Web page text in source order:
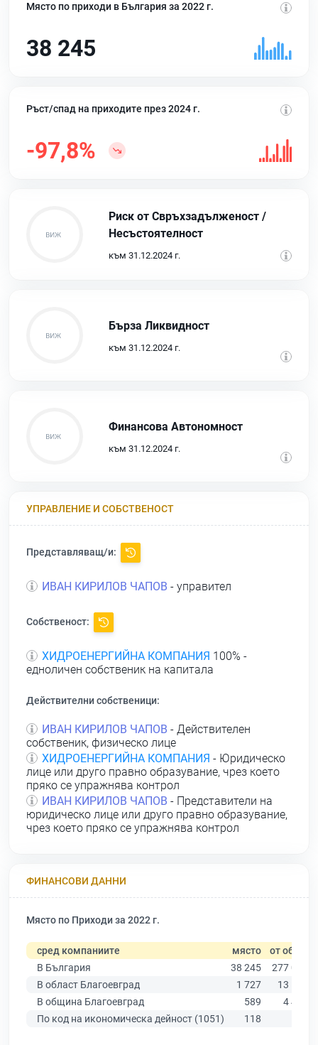
Място по приходи в България за 2022 г.
38 245
Ръст/спад на приходите през 2024 г.
-97,8%
Риск от Свръхзадълженост /
Несъстоятелност
към 31.12.2024 г.
Бърза Ликвидност
към 31.12.2024 г.
Финансова Автономност
към 31.12.2024 г.
УПРАВЛЕНИЕ И СОБСТВЕНОСТ
Представляващ/и:
ИВАН КИРИЛОВ ЧАПОВ - управител
Собственост:
ХИДРОЕНЕРГИЙНА КОМПАНИЯ 100% -
едноличен собственик на капитала
Действителни собственици:
ИВАН КИРИЛОВ ЧАПОВ - Действителен
собственик, физическо лице
ХИДРОЕНЕРГИЙНА КОМПАНИЯ - Юридическо
лице или друго правно образувание, чрез което
пряко се упражнява контрол
ИВАН КИРИЛОВ ЧАПОВ - Представители на
юридическо лице или друго правно образувание,
чрез което пряко се упражнява контрол
ФИНАНСОВИ ДАННИ
Място по Приходи за 2022 г.
сред компаниите място от общо
В България
38 245
277 019
В област Благоевград
1 727
13 529
В община Благоевград
589
4 485
По код на икономическа дейност (1051)
118